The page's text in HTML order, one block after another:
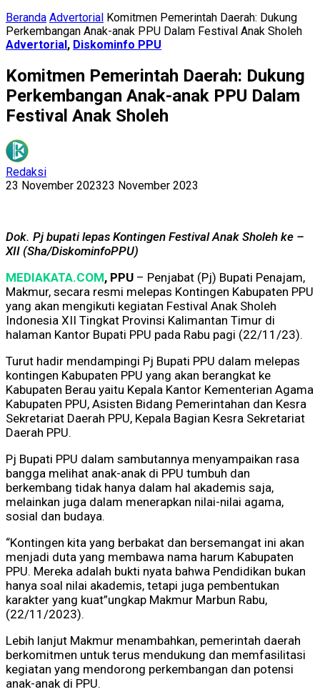
Beranda Advertorial Komitmen Pemerintah Daerah: Dukung
Perkembangan Anak-anak PPU Dalam Festival Anak Sholeh
Advertorial, Diskominfo PPU
Komitmen Pemerintah Daerah: Dukung
Perkembangan Anak-anak PPU Dalam
Festival Anak Sholeh
Redaksi
23 November 202323 November 2023
Dok. Pj bupati lepas Kontingen Festival Anak Sholeh ke –
XII (Sha/DiskominfoPPU)
MEDIAKATA.COM, PPU – Penjabat (Pj) Bupati Penajam,
Makmur, secara resmi melepas Kontingen Kabupaten PPU
yang akan mengikuti kegiatan Festival Anak Sholeh
Indonesia XII Tingkat Provinsi Kalimantan Timur di
halaman Kantor Bupati PPU pada Rabu pagi (22/11/23).
Turut hadir mendampingi Pj Bupati PPU dalam melepas
kontingen Kabupaten PPU yang akan berangkat ke
Kabupaten Berau yaitu Kepala Kantor Kementerian Agama
Kabupaten PPU, Asisten Bidang Pemerintahan dan Kesra
Sekretariat Daerah PPU, Kepala Bagian Kesra Sekretariat
Daerah PPU.
Pj Bupati PPU dalam sambutannya menyampaikan rasa
bangga melihat anak-anak di PPU tumbuh dan
berkembang tidak hanya dalam hal akademis saja,
melainkan juga dalam menerapkan nilai-nilai agama,
sosial dan budaya.
“Kontingen kita yang berbakat dan bersemangat ini akan
menjadi duta yang membawa nama harum Kabupaten
PPU. Mereka adalah bukti nyata bahwa Pendidikan bukan
hanya soal nilai akademis, tetapi juga pembentukan
karakter yang kuat”ungkap Makmur Marbun Rabu,
(22/11/2023).
Lebih lanjut Makmur menambahkan, pemerintah daerah
berkomitmen untuk terus mendukung dan memfasilitasi
kegiatan yang mendorong perkembangan dan potensi
anak-anak di PPU.